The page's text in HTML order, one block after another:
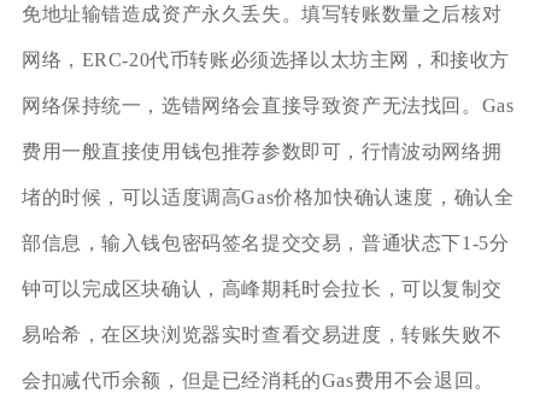
免地址输错造成资产永久丢失。填写转账数量之后核对
网络，ERC‑20代币转账必须选择以太坊主网，和接收方
网络保持统一，选错网络会直接导致资产无法找回。Gas
费用一般直接使用钱包推荐参数即可，行情波动网络拥
堵的时候，可以适度调高Gas价格加快确认速度，确认全
部信息，输入钱包密码签名提交交易，普通状态下1‑5分
钟可以完成区块确认，高峰期耗时会拉长，可以复制交
易哈希，在区块浏览器实时查看交易进度，转账失败不
会扣减代币余额，但是已经消耗的Gas费用不会退回。